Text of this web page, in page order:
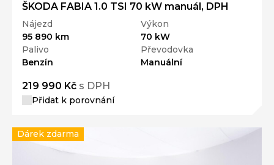
ŠKODA FABIA 1.0 TSI 70 kW manuál, DPH
Nájezd
95 890 km
Výkon
70 kW
Palivo
Benzín
Převodovka
Manuální
219 990 Kč s DPH
Přidat k porovnání
Dárek zdarma